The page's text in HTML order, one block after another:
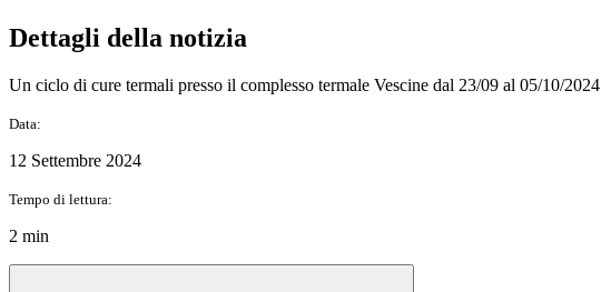
Dettagli della notizia
Un ciclo di cure termali presso il complesso termale Vescine dal 23/09 al 05/10/2024
Data:
12 Settembre 2024
Tempo di lettura:
2 min